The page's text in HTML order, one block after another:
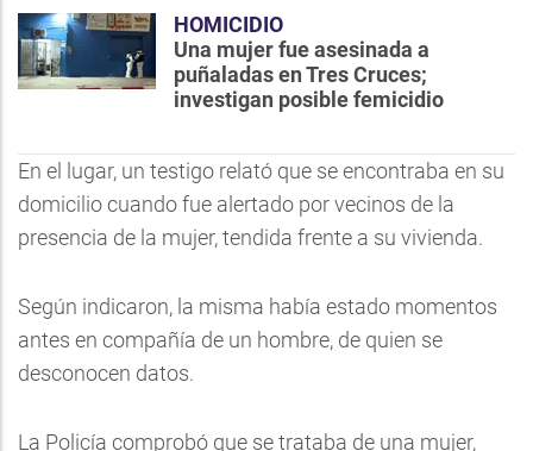
HOMICIDIO
Una mujer fue asesinada a
puñaladas en Tres Cruces;
investigan posible femicidio
En el lugar, un testigo relató que se encontraba en su
domicilio cuando fue alertado por vecinos de la
presencia de la mujer, tendida frente a su vivienda.
Según indicaron, la misma había estado momentos
antes en compañía de un hombre, de quien se
desconocen datos.
La Policía comprobó que se trataba de una mujer,